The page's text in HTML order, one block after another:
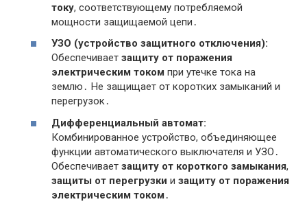
току, соответствующему потребляемой
мощности защищаемой цепи․
УЗО (устройство защитного отключения):
Обеспечивает защиту от поражения
электрическим током при утечке тока на
землю․ Не защищает от коротких замыканий и
перегрузок․
Дифференциальный автомат:
Комбинированное устройство, объединяющее
функции автоматического выключателя и УЗО․
Обеспечивает защиту от короткого замыкания,
защиты от перегрузки и защиту от поражения
электрическим током ․